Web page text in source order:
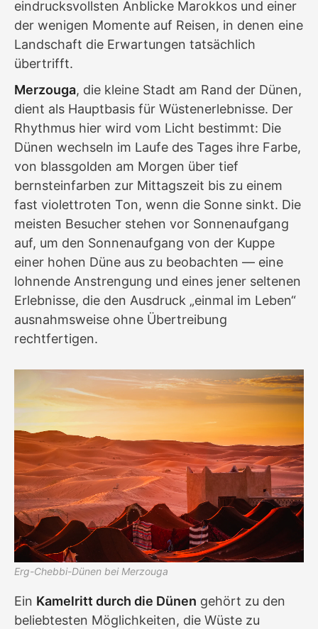
eindrucksvollsten Anblicke Marokkos und einer
der wenigen Momente auf Reisen, in denen eine
Landschaft die Erwartungen tatsächlich
übertrifft.
Merzouga, die kleine Stadt am Rand der Dünen,
dient als Hauptbasis für Wüstenerlebnisse. Der
Rhythmus hier wird vom Licht bestimmt: Die
Dünen wechseln im Laufe des Tages ihre Farbe,
von blassgolden am Morgen über tief
bernsteinfarben zur Mittagszeit bis zu einem
fast violettroten Ton, wenn die Sonne sinkt. Die
meisten Besucher stehen vor Sonnenaufgang
auf, um den Sonnenaufgang von der Kuppe
einer hohen Düne aus zu beobachten — eine
lohnende Anstrengung und eines jener seltenen
Erlebnisse, die den Ausdruck „einmal im Leben“
ausnahmsweise ohne Übertreibung
rechtfertigen.
Erg-Chebbi-Dünen bei Merzouga
Ein Kamelritt durch die Dünen gehört zu den
beliebtesten Möglichkeiten, die Wüste zu